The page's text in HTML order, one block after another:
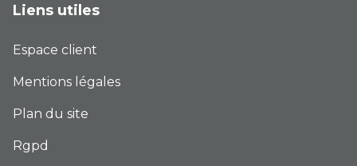
Liens utiles
Espace client
Mentions légales
Plan du site
Rgpd